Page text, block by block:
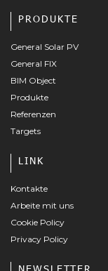
PRODUKTE
General Solar PV
General FIX
BIM Object
Produkte
Referenzen
Targets
LINK
Kontakte
Arbeite mit uns
Cookie Policy
Privacy Policy
NEWSLETTER